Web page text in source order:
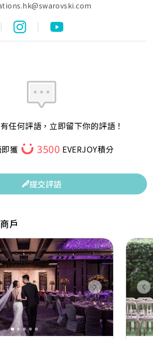
| |
任何評語，立即留下你的評語！
獲
3500 EVERJOY積分
提交評語
戶
Next